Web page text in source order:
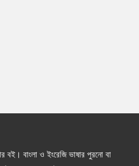
বাংলা ও ইংরেজি ভাষার পুরনো বা